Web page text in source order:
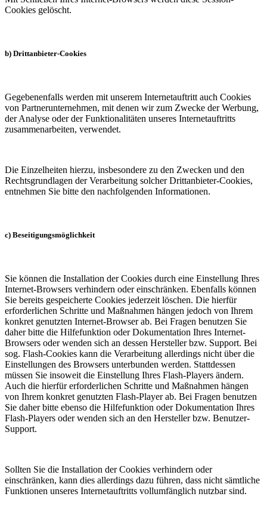
Cookies gelöscht.
b) Drittanbieter-Cookies
Gegebenenfalls werden mit unserem Internetauftritt auch Cookies
von Partnerunternehmen, mit denen wir zum Zwecke der Werbung,
der Analyse oder der Funktionalitäten unseres Internetauftritts
zusammenarbeiten, verwendet.
Die Einzelheiten hierzu, insbesondere zu den Zwecken und den
Rechtsgrundlagen der Verarbeitung solcher Drittanbieter-Cookies,
entnehmen Sie bitte den nachfolgenden Informationen.
c) Beseitigungsmöglichkeit
Sie können die Installation der Cookies durch eine Einstellung Ihres
Internet-Browsers verhindern oder einschränken. Ebenfalls können
Sie bereits gespeicherte Cookies jederzeit löschen. Die hierfür
erforderlichen Schritte und Maßnahmen hängen jedoch von Ihrem
konkret genutzten Internet-Browser ab. Bei Fragen benutzen Sie
daher bitte die Hilfefunktion oder Dokumentation Ihres Internet-
Browsers oder wenden sich an dessen Hersteller bzw. Support. Bei
sog. Flash-Cookies kann die Verarbeitung allerdings nicht über die
Einstellungen des Browsers unterbunden werden. Stattdessen
müssen Sie insoweit die Einstellung Ihres Flash-Players ändern.
Auch die hierfür erforderlichen Schritte und Maßnahmen hängen
von Ihrem konkret genutzten Flash-Player ab. Bei Fragen benutzen
Sie daher bitte ebenso die Hilfefunktion oder Dokumentation Ihres
Flash-Players oder wenden sich an den Hersteller bzw. Benutzer-
Support.
Sollten Sie die Installation der Cookies verhindern oder
einschränken, kann dies allerdings dazu führen, dass nicht sämtliche
Funktionen unseres Internetauftritts vollumfänglich nutzbar sind.